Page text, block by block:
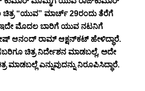
“ಯುವ” ಮಾರ್ಚ್ 29ರಂದು ತೆರೆಗೆ
ಇದೇ ಮೊದಲ ಬಾರಿಗೆ ಯುವ ನಟನಿಗೆ
ಆನಂದ್ ರಾಮ್ ಆಕ್ಷನ್‍ಕಟ್ ಹೇಳಿದ್ಧಾರೆ.
ಚಿತ್ರ ನಿರ್ದೇಶನ ಮಾಡಬಲ್ಲೆ, ಅದೇ
ಮಾಡಬಲ್ಲೆ ಎನ್ನುವುದನ್ನು ನಿರೂಪಿಸಿದ್ಧಾರೆ.